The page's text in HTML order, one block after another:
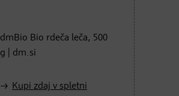
dmBio Bio rdeča leča, 500
g | dm.si
Kupi zdaj v spletni